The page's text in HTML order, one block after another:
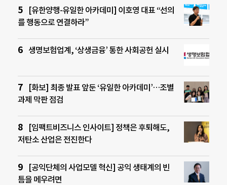
[유한양행-유일한 아카데미] 이호영 대표 “선의
를 행동으로 연결하라”
생명보험업계, ‘상생금융’ 통한 사회공헌 실시
[화보] 최종 발표 앞둔 ‘유일한 아카데미’…조별
과제 막판 점검
[임팩트비즈니스 인사이트] 정책은 후퇴해도,
저탄소 산업은 전진한다
[공익단체의 사업모델 혁신] 공익 생태계의 빈
틈을 메우려면